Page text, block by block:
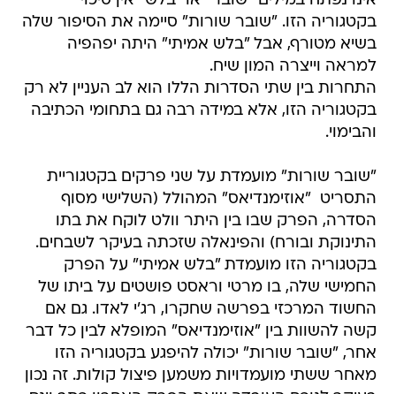
בקטגוריה הזו. "שובר שורות" סיימה את הסיפור שלה
בשיא מטורף, אבל "בלש אמיתי" היתה יפהפיה
למראה וייצרה המון שיח.
התחרות בין שתי הסדרות הללו הוא לב העניין לא רק
בקטגוריה הזו, אלא במידה רבה גם בתחומי הכתיבה
והבימוי.
"שובר שורות" מועמדת על שני פרקים בקטגוריית
התסריט  "אוזימנדיאס" המהולל (השלישי מסוף
הסדרה, הפרק שבו בין היתר וולט לוקח את בתו
התינוקת ובורח) והפינאלה שזכתה בעיקר לשבחים.
בקטגוריה הזו מועמדת "בלש אמיתי" על הפרק
החמישי שלה, בו מרטי וראסט פושטים על ביתו של
החשוד המרכזי בפרשה שחקרו, רג'י לאדו. גם אם
קשה להשוות בין "אוזימנדיאס" המופלא לבין כל דבר
אחר, "שובר שורות" יכולה להיפגע בקטגוריה הזו
מאחר ששתי מועמדויות משמען פיצול קולות. זה נכון